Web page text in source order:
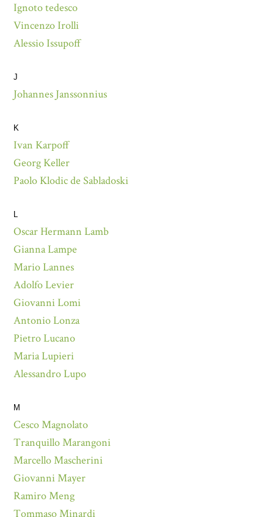
Ignoto tedesco
Vincenzo Irolli
Alessio Issupoff
J
Johannes Janssonnius
K
Ivan Karpoff
Georg Keller
Paolo Klodic de Sabladoski
L
Oscar Hermann Lamb
Gianna Lampe
Mario Lannes
Adolfo Levier
Giovanni Lomi
Antonio Lonza
Pietro Lucano
Maria Lupieri
Alessandro Lupo
M
Cesco Magnolato
Tranquillo Marangoni
Marcello Mascherini
Giovanni Mayer
Ramiro Meng
Tommaso Minardi